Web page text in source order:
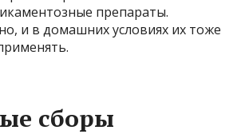
препараты.
и в домашних условиях их тоже
сборы